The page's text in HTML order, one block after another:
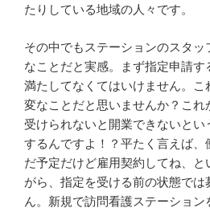
たりしている地域の人々です。
その中でもステーションのスタ
なことだと実感。まず指定申請す
満たしてなくてはいけません。こ
変なことだと思いませんか？これ
受けられないと開業できないとい
するんですよ！？平たく言えば、
だ予定だけど雇用契約してね、と
がら、指定を受ける前の状態で
ん。新規で訪問看護ステーショ